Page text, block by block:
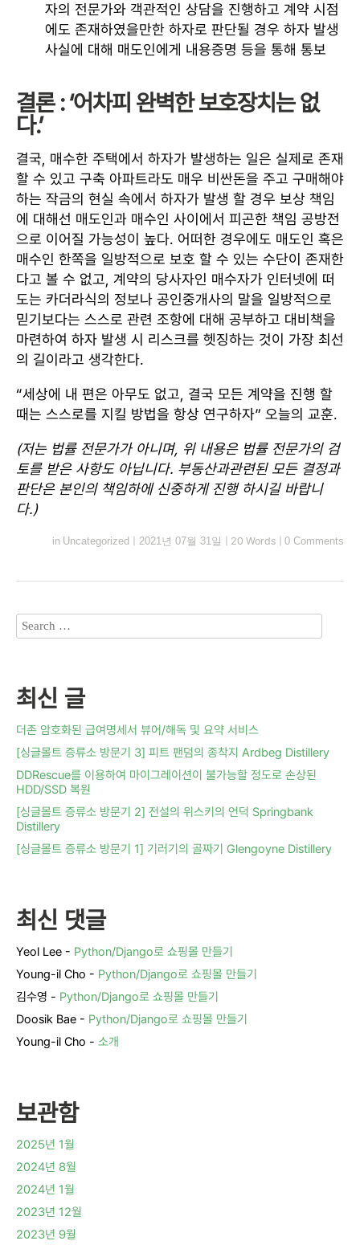
자의 전문가와 객관적인 상담을 진행하고 계약 시점
에도 존재하였을만한 하자로 판단될 경우 하자 발생
사실에 대해 매도인에게 내용증명 등을 통해 통보
결론 : ‘어차피 완벽한 보호장치는 없
다.’
결국, 매수한 주택에서 하자가 발생하는 일은 실제로 존재
할 수 있고 구축 아파트라도 매우 비싼돈을 주고 구매해야
하는 작금의 현실 속에서 하자가 발생 할 경우 보상 책임
에 대해선 매도인과 매수인 사이에서 피곤한 책임 공방전
으로 이어질 가능성이 높다. 어떠한 경우에도 매도인 혹은
매수인 한쪽을 일방적으로 보호 할 수 있는 수단이 존재한
다고 볼 수 없고, 계약의 당사자인 매수자가 인터넷에 떠
도는 카더라식의 정보나 공인중개사의 말을 일방적으로
믿기보다는 스스로 관련 조항에 대해 공부하고 대비책을
마련하여 하자 발생 시 리스크를 헷징하는 것이 가장 최선
의 길이라고 생각한다.
“세상에 내 편은 아무도 없고, 결국 모든 계약을 진행 할
때는 스스로를 지킬 방법을 항상 연구하자” 오늘의 교훈.
(저는 법률 전문가가 아니며, 위 내용은 법률 전문가의 검
토를 받은 사항도 아닙니다. 부동산과관련된 모든 결정과
판단은 본인의 책임하에 신중하게 진행 하시길 바랍니
다.)
in Uncategorized 2021년 07월 31일 20 Words 0 Comments
최신 글
더존 암호화된 급여명세서 뷰어/해독 및 요약 서비스
[싱글몰트 증류소 방문기 3] 피트 팬덤의 종착지 Ardbeg Distillery
DDRescue를 이용하여 마이그레이션이 불가능할 정도로 손상된
HDD/SSD 복원
[싱글몰트 증류소 방문기 2] 전설의 위스키의 언덕 Springbank
Distillery
[싱글몰트 증류소 방문기 1] 기러기의 골짜기 Glengoyne Distillery
최신 댓글
Yeol Lee - Python/Django로 쇼핑몰 만들기
Young-il Cho - Python/Django로 쇼핑몰 만들기
김수영 - Python/Django로 쇼핑몰 만들기
Doosik Bae - Python/Django로 쇼핑몰 만들기
Young-il Cho - 소개
보관함
2025년 1월
2024년 8월
2024년 1월
2023년 12월
2023년 9월